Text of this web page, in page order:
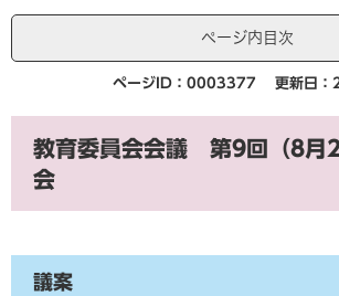
ページ内目次
ページID：0003377 更新日
教育委員会会議 第9回（8月
会
議案